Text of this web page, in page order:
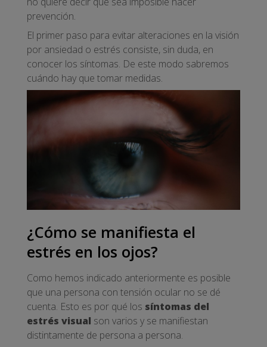
prevención.
El primer paso para evitar alteraciones en la visión
por ansiedad o estrés consiste, sin duda, en
conocer los síntomas. De este modo sabremos
cuándo hay que tomar medidas.
¿Cómo se manifiesta el
estrés en los ojos?
Como hemos indicado anteriormente es posible
que una persona con tensión ocular no se dé
cuenta. Esto es por qué los síntomas del
estrés visual son varios y se manifiestan
distintamente de persona a persona.